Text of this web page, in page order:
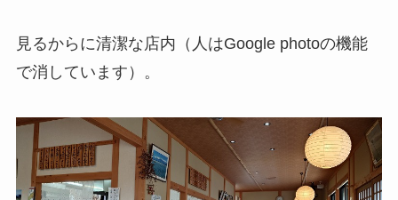
見るからに清潔な店内（人はGoogle photoの機能
で消しています）。